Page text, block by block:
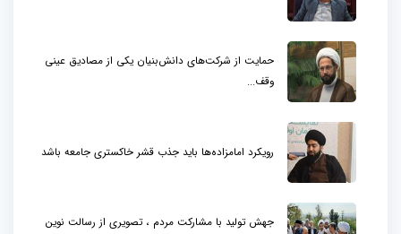
حمایت از شرکت‌های دانش‌بنیان یکی از مصادیق عینی
وقف...
رویکرد امامزاده‌ها باید جذب قشر خاکستری جامعه باشد
جهش تولید با مشارکت مردم ، تصویری از رسالت نوین